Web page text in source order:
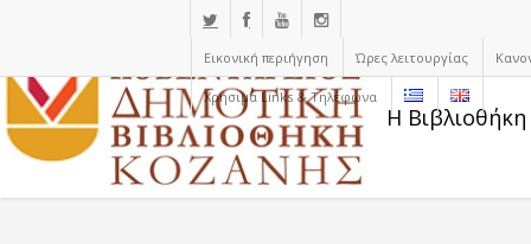
Εικονική περιήγηση Ώρες λειτουργίας
Χρήσιμα Links & Τηλέφωνα
Η